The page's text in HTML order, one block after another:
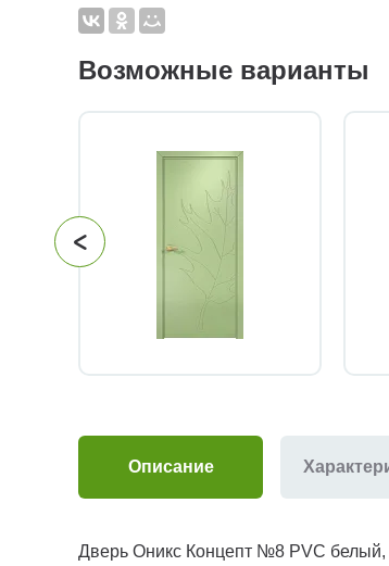
Возможные варианты
Описание
Дверь Оникс Концепт №8 PVC белый,